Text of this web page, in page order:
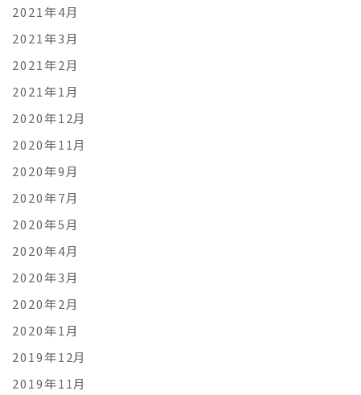
2021年4月
2021年3月
2021年2月
2021年1月
2020年12月
2020年11月
2020年9月
2020年7月
2020年5月
2020年4月
2020年3月
2020年2月
2020年1月
2019年12月
2019年11月